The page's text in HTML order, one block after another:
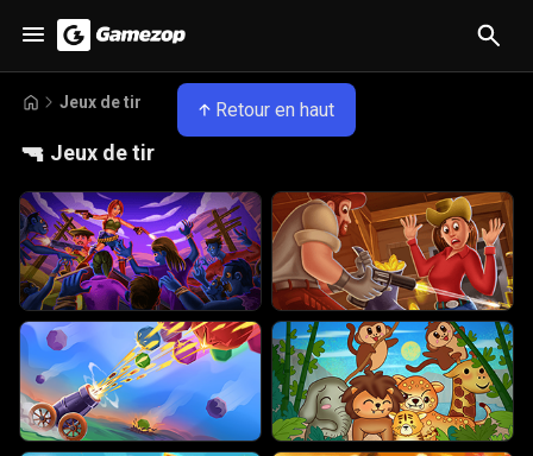
Retour en haut
Jeux de tir
🔫 Jeux de tir